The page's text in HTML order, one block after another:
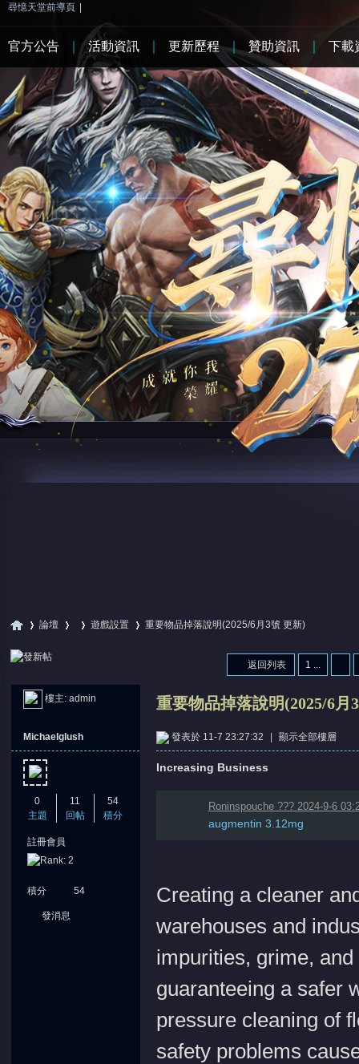
尋憶天堂前導頁
»
論壇
› ›
遊戲設置 重要物品掉落說明(2025/6月3號 更新)
1 ...
返回列表
樓主: admin 重要物品掉落說明(2025/6月
Michaelglush
0
主題
11
回帖
54
積分
註冊會員
積分 54
發消息
發表於 11-7 23:27:32 顯示全部樓層
Increasing Business
Roninspouche ??? 2024-9-6
augmentin 3.12mg
Creating a cleaner
warehouses and
impurities, grime,
guaranteeing a safer
pressure cleaning of
safety problems